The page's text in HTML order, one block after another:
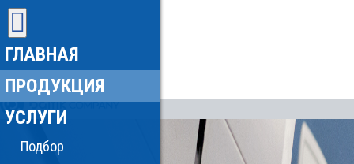
ГЛАВНАЯ
ПРОДУКЦИЯ
УСЛУГИ
Подбор